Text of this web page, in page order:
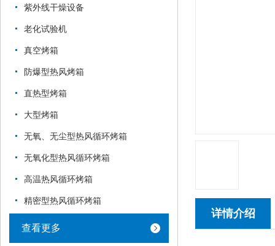
紫外线干燥设备
老化试验机
真空烤箱
防爆型热风烤箱
直热型烤箱
大型烤箱
无氧、无尘型热风循环烤箱
无氧化型热风循环烤箱
高温热风循环烤箱
精密型热风循环烤箱
查看更多
详情介绍